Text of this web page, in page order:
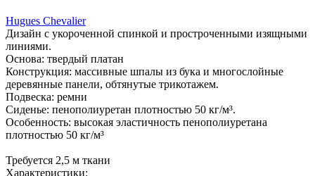
Hugues Chevalier
Дизайн с укороченной спинкой и простроченными изящными
линиями.
Основа: твердый платан
Конструкция: массивные шпалы из бука и многослойные
деревянные панели, обтянутые трикотажем.
Подвеска: ремни
Сиденье: пенополиуретан плотностью 50 кг/м³.
Особенность: высокая эластичность пенополиуретана
плотностью 50 кг/м³
Требуется 2,5 м ткани
Характеристики: